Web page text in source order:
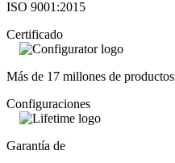
ISO 9001:2015
Certificado
Más de 17 millones de productos
Configuraciones
Garantía de